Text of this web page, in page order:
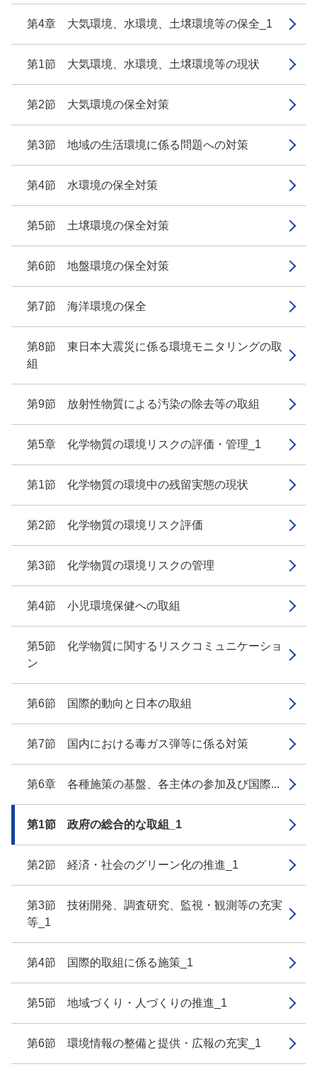
第4章 大気環境、水環境、土壌環境等の保全_1
第1節 大気環境、水環境、土壌環境等の現状
第2節 大気環境の保全対策
第3節 地域の生活環境に係る問題への対策
第4節 水環境の保全対策
第5節 土壌環境の保全対策
第6節 地盤環境の保全対策
第7節 海洋環境の保全
第8節 東日本大震災に係る環境モニタリングの取
組
第9節 放射性物質による汚染の除去等の取組
第5章 化学物質の環境リスクの評価・管理_1
第1節 化学物質の環境中の残留実態の現状
第2節 化学物質の環境リスク評価
第3節 化学物質の環境リスクの管理
第4節 小児環境保健への取組
第5節 化学物質に関するリスクコミュニケーショ
ン
第6節 国際的動向と日本の取組
第7節 国内における毒ガス弾等に係る対策
第6章 各種施策の基盤、各主体の参加及び国際...
第1節 政府の総合的な取組_1
第2節 経済・社会のグリーン化の推進_1
第3節 技術開発、調査研究、監視・観測等の充実
等_1
第4節 国際的取組に係る施策_1
第5節 地域づくり・人づくりの推進_1
第6節 環境情報の整備と提供・広報の充実_1